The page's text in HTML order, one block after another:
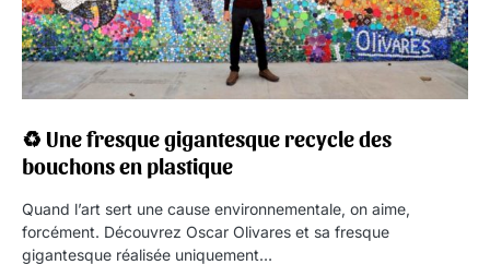
♻︎ Une fresque gigantesque recycle des
bouchons en plastique
Quand l’art sert une cause environnementale, on aime,
forcément. Découvrez Oscar Olivares et sa fresque
gigantesque réalisée uniquement…